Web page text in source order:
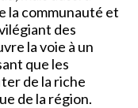
la communauté et
des
la voie à un
que les
de la riche
de la région.